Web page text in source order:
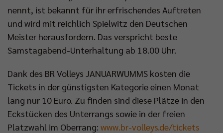
nennt, ist bekannt für ihr erfrischendes Auftreten
und wird mit reichlich Spielwitz den Deutschen
Meister herausfordern. Das verspricht beste
Samstagabend-Unterhaltung ab 18.00 Uhr.
Dank des BR Volleys JANUARWUMMS kosten die
Tickets in der günstigsten Kategorie einen Monat
lang nur 10 Euro. Zu finden sind diese Plätze in den
Eckstücken des Unterrangs sowie in der freien
Platzwahl im Oberrang: www.br-volleys.de/tickets